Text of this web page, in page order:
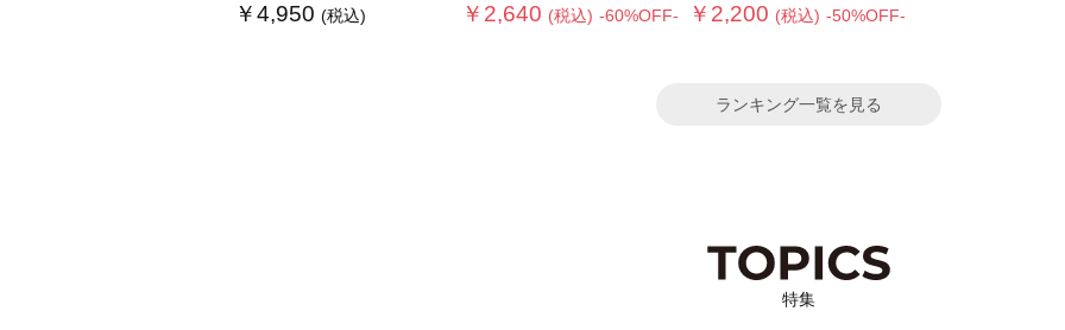
￥4,950 (税込) ￥2,640 (税込) -60%OFF- ￥2,200 (税込) -50%OFF-
ランキング一覧を見る
特集